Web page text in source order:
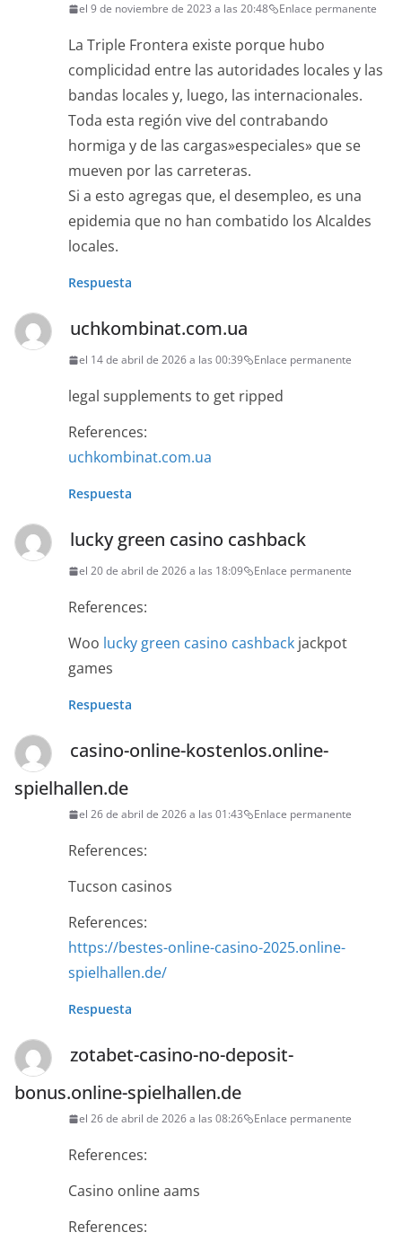
el 9 de noviembre de 2023 a las 20:48 Enlace permanente
La Triple Frontera existe porque hubo
complicidad entre las autoridades locales y las
bandas locales y, luego, las internacionales.
Toda esta región vive del contrabando
hormiga y de las cargas»especiales» que se
mueven por las carreteras.
Si a esto agregas que, el desempleo, es una
epidemia que no han combatido los Alcaldes
locales.
Respuesta
uchkombinat.com.ua
el 14 de abril de 2026 a las 00:39 Enlace permanente
legal supplements to get ripped
References:
uchkombinat.com.ua
Respuesta
lucky green casino cashback
el 20 de abril de 2026 a las 18:09 Enlace permanente
References:
Woo lucky green casino cashback jackpot
games
Respuesta
casino-online-kostenlos.online-
spielhallen.de
el 26 de abril de 2026 a las 01:43 Enlace permanente
References:
Tucson casinos
References:
https://bestes-online-casino-2025.online-
spielhallen.de/
Respuesta
zotabet-casino-no-deposit-
bonus.online-spielhallen.de
el 26 de abril de 2026 a las 08:26 Enlace permanente
References:
Casino online aams
References: